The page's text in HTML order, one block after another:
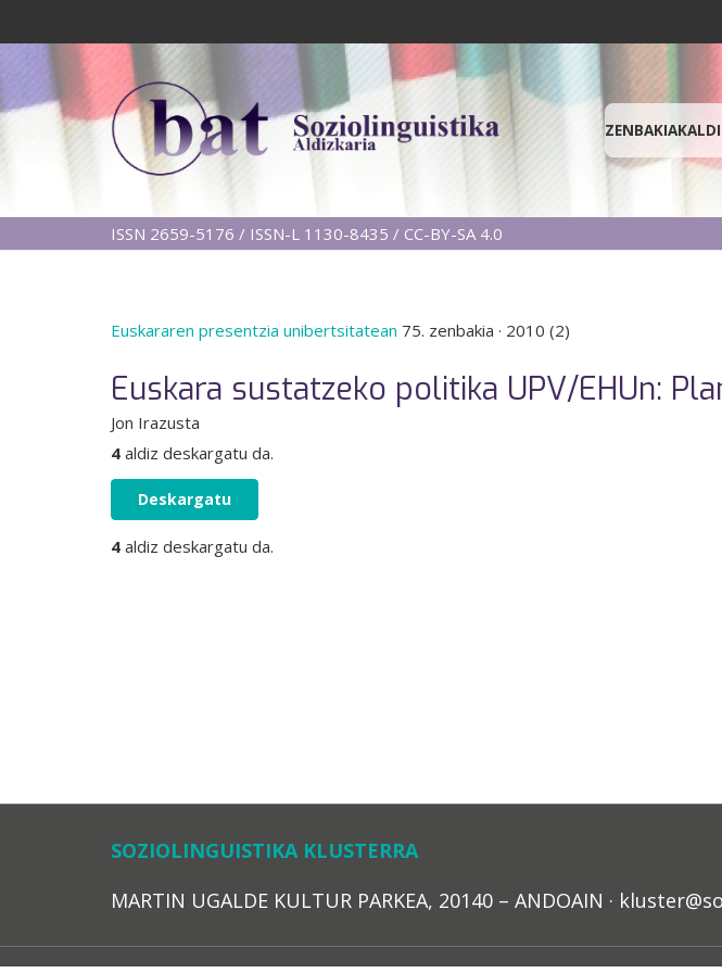
ZENBAKIAK
ISSN 2659-5176 / ISSN-L 1130-8435 / CC-BY-SA 4.0
Euskararen presentzia unibertsitatean 75. zenbakia · 2010 (2)
Euskara sustatzeko politika UPV/EHUn:
Jon Irazusta
4 aldiz deskargatu da.
Deskargatu
4 aldiz deskargatu da.
SOZIOLINGUISTIKA KLUSTERRA
MARTIN UGALDE KULTUR PARKEA, 20140 – ANDOAIN ·